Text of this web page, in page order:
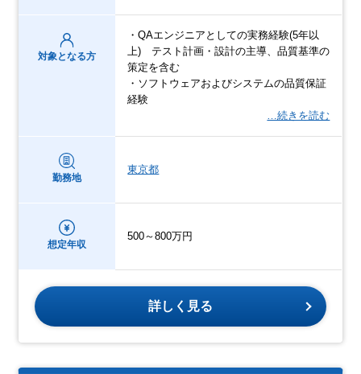
対象となる方
・QAエンジニアとしての実務経験(5年以
上) テスト計画・設計の主導、品質基準の
策定を含む
・ソフトウェアおよびシステムの品質保証
経験
…続きを読む
勤務地
東京都
想定年収
500～800万円
詳しく見る